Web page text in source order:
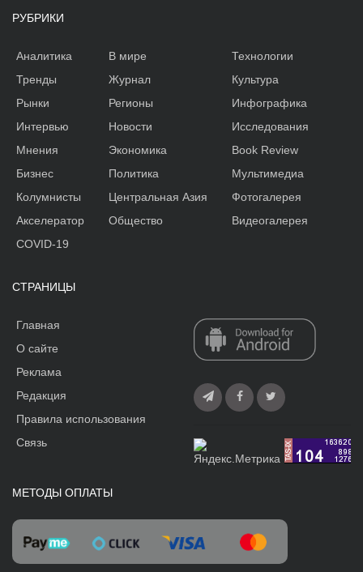
РУБРИКИ
Аналитика
Тренды
Рынки
Интервью
Мнения
Бизнес
Колумнисты
Акселератор
В мире
Журнал
Регионы
Новости
Экономика
Политика
Центральная Азия
Общество
Технологии
Культура
Инфографика
Исследования
Book Review
Мультимедиа
Фотогалерея
Видеогалерея
COVID-19
СТРАНИЦЫ
Главная
О сайте
Реклама
Редакция
Правила использования
Связь
МЕТОДЫ ОПЛАТЫ